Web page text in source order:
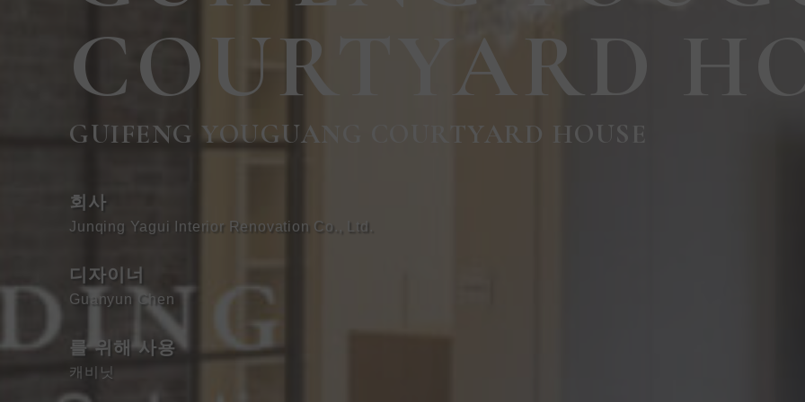
COURTYARD
GUIFENG YOUGUANG COURTYARD HOUSE
회사
Junqing Yagui Interior Renovation Co., Ltd.
디자이너
Guanyun Chen
를 위해 사용
캐비닛